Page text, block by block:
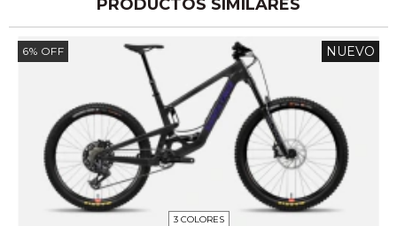
PRODUCTOS SIMILARES
6% OFF NUEVO
3 COLORES